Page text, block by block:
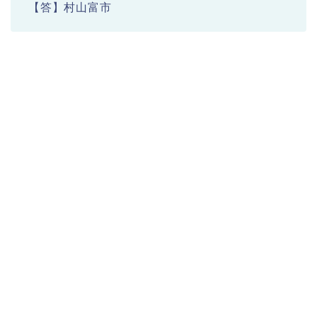
【答】村山富市